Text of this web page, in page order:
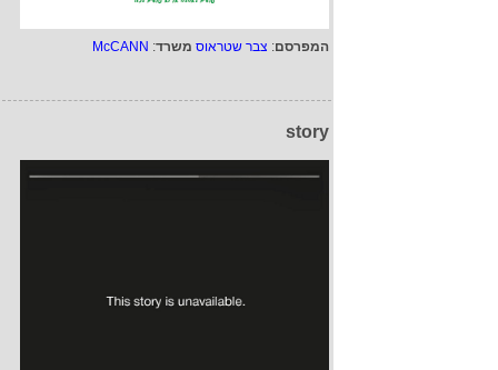
המפרסם: צבר שטראוס משרד:
McCANN
story